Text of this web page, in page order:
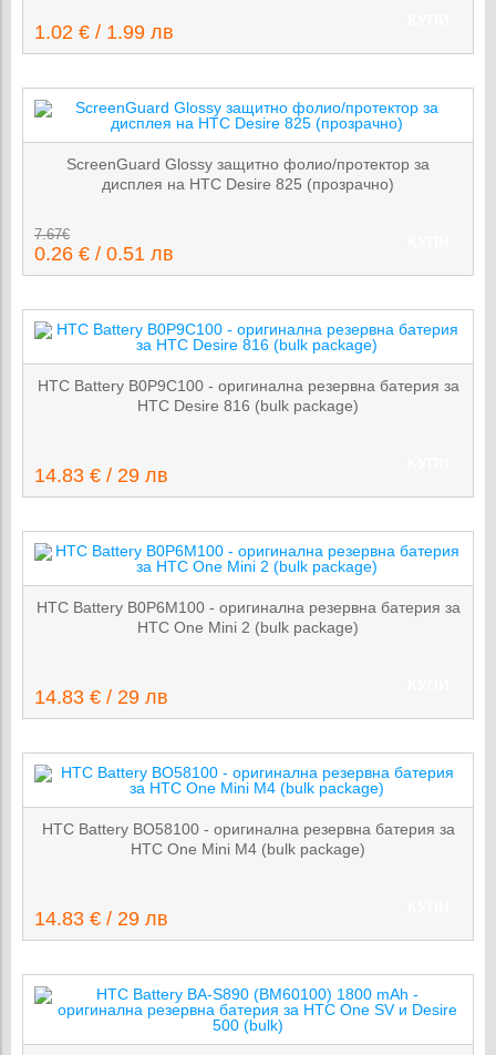
1.02 € / 1.99 лв
ScreenGuard Glossy защитно фолио/протектор за
дисплея на HTC Desire 825 (прозрачно)
7.67€
0.26 € / 0.51 лв
HTC Battery B0P9C100 - оригинална резервна батерия за
HTC Desire 816 (bulk package)
14.83 € / 29 лв
HTC Battery B0P6M100 - оригинална резервна батерия за
HTC One Mini 2 (bulk package)
14.83 € / 29 лв
HTC Battery BO58100 - оригинална резервна батерия за
HTC One Mini M4 (bulk package)
14.83 € / 29 лв